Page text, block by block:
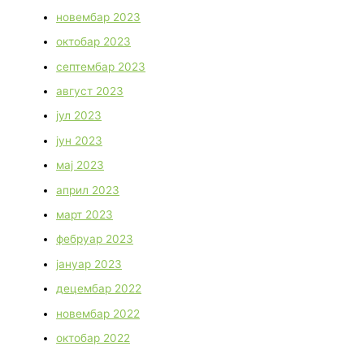
новембар 2023
октобар 2023
септембар 2023
август 2023
јул 2023
јун 2023
мај 2023
април 2023
март 2023
фебруар 2023
јануар 2023
децембар 2022
новембар 2022
октобар 2022